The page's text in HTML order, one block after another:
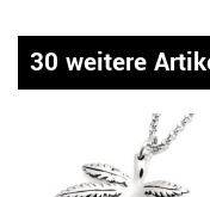
30 weitere